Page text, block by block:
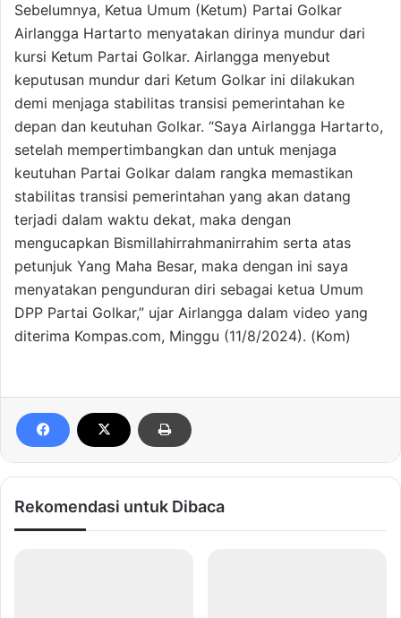
Sebelumnya, Ketua Umum (Ketum) Partai Golkar
Airlangga Hartarto menyatakan dirinya mundur dari
kursi Ketum Partai Golkar. Airlangga menyebut
keputusan mundur dari Ketum Golkar ini dilakukan
demi menjaga stabilitas transisi pemerintahan ke
depan dan keutuhan Golkar. “Saya Airlangga Hartarto,
setelah mempertimbangkan dan untuk menjaga
keutuhan Partai Golkar dalam rangka memastikan
stabilitas transisi pemerintahan yang akan datang
terjadi dalam waktu dekat, maka dengan
mengucapkan Bismillahirrahmanirrahim serta atas
petunjuk Yang Maha Besar, maka dengan ini saya
menyatakan pengunduran diri sebagai ketua Umum
DPP Partai Golkar,” ujar Airlangga dalam video yang
diterima Kompas.com, Minggu (11/8/2024). (Kom)
Rekomendasi untuk Dibaca